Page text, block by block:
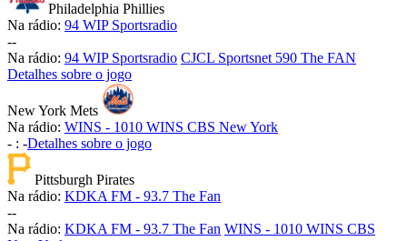
Philadelphia Phillies
Na rádio: 94 WIP Sportsradio
--
Na rádio: 94 WIP Sportsradio CJCL Sportsnet 590 The FAN
Detalhes sobre o jogo
New York Mets
Na rádio: WINS - 1010 WINS CBS New York
- : -Detalhes sobre o jogo
Pittsburgh Pirates
Na rádio: KDKA FM - 93.7 The Fan
--
Na rádio: KDKA FM - 93.7 The Fan WINS - 1010 WINS CBS